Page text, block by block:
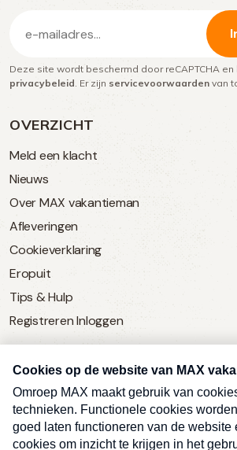
OVERZICHT
Meld een klacht
Nieuws
Over MAX vakantieman
Afleveringen
Cookieverklaring
Eropuit
Tips & Hulp
Registreren Inloggen
SERVICE
Over Omroep MAX
MAX Vandaag
MAX Meldpunt
mailadres
(Vereist)
Deze site wordt beschermd door reCAPTCHA
privacybeleid . Er zijn servicevoorwaarden van